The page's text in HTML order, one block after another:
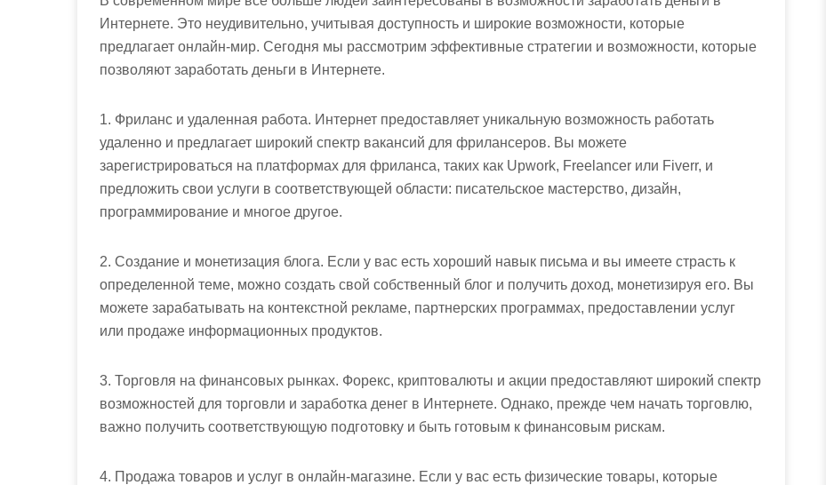
Интернете. Это неудивительно, учитывая доступность и широкие возможности, которые
предлагает онлайн-мир. Сегодня мы рассмотрим эффективные стратегии и возможности, которые
позволяют заработать деньги в Интернете.
1. Фриланс и удаленная работа. Интернет предоставляет уникальную возможность работать
удаленно и предлагает широкий спектр вакансий для фрилансеров. Вы можете
зарегистрироваться на платформах для фриланса, таких как Upwork, Freelancer или Fiverr, и
предложить свои услуги в соответствующей области: писательское мастерство, дизайн,
программирование и многое другое.
2. Создание и монетизация блога. Если у вас есть хороший навык письма и вы имеете страсть к
определенной теме, можно создать свой собственный блог и получить доход, монетизируя его. Вы
можете зарабатывать на контекстной рекламе, партнерских программах, предоставлении услуг
или продаже информационных продуктов.
3. Торговля на финансовых рынках. Форекс, криптовалюты и акции предоставляют широкий спектр
возможностей для торговли и заработка денег в Интернете. Однако, прежде чем начать торговлю,
важно получить соответствующую подготовку и быть готовым к финансовым рискам.
4. Продажа товаров и услуг в онлайн-магазине. Если у вас есть физические товары, которые